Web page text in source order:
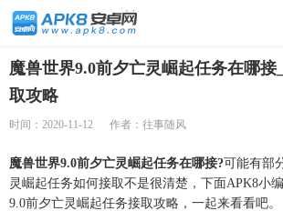
魔兽世界9.0前夕亡灵崛起任务在哪接
取攻略
时间：2020-11-12 作者：往事随风
魔兽世界9.0前夕亡灵崛起任务在哪接?可能有部
灵崛起任务如何接取不是很清楚，下面APK8小
9.0前夕亡灵崛起任务接取攻略，一起来看看吧。